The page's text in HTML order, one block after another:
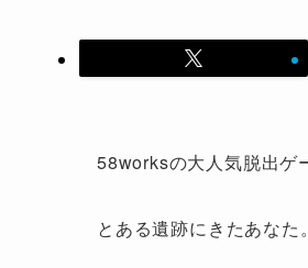
58worksの大人気脱出ゲ
とある遺跡にきたあなた。